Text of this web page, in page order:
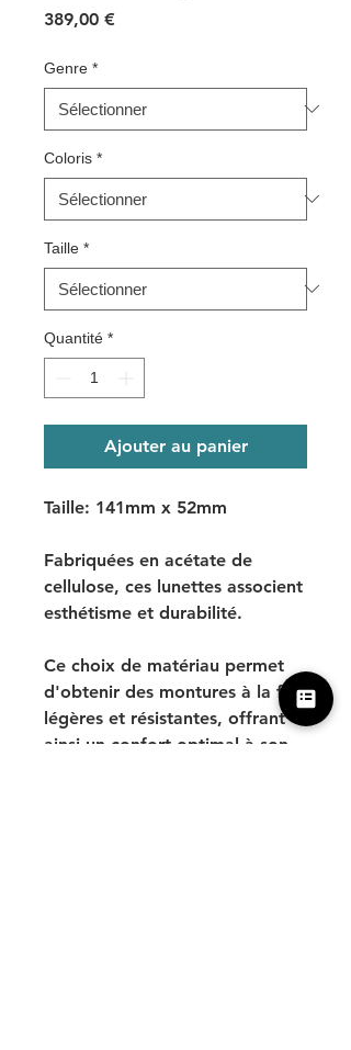
389,00 €
Genre *
Coloris *
Taille *
Quantité *
Ajouter au panier
Taille: 141mm x 52mm
Fabriquées en acétate de
cellulose, ces lunettes associent
esthétisme et durabilité.
Ce choix de matériau permet
d'obtenir des montures à la fois
légères et résistantes, offrant
ainsi un confort optimal à son